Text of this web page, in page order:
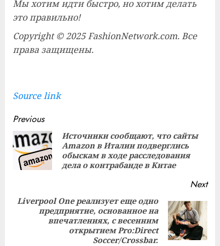
Мы хотим идти быстро, но хотим делать
это правильно!
Copyright © 2025 FashionNetwork.com. Все
права защищены.
Source link
Continue
Reading
Previous
Источники сообщают, что сайты
Amazon в Италии подверглись
обыскам в ходе расследования
дела о контрабанде в Китае
Next
Liverpool One реализует еще одно
предприятие, основанное на
впечатлениях, с весенним
открытием Pro:Direct
Soccer/Crossbar.